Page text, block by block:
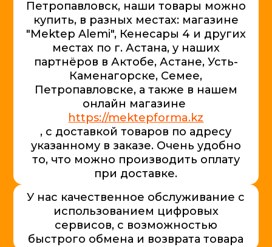
Петропавловск, наши товары можно
купить, в разных местах: магазине
"Mektep Alemi", Кенесары 4 и других
местах по г. Астана, у наших
партнёров в Актобе, Астане, Усть-
Каменагорске, Семее,
Петропавловске, а также в нашем
онлайн магазине
https://mektepforma.kz
, с доставкой товаров по адресу
указанному в заказе. Очень удобно
то, что можно производить оплату
при доставке.
У нас качественное обслуживание с
использованием цифровых
сервисов, с возможностью
быстрого обмена и возврата товара